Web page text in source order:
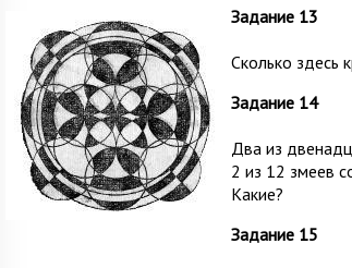
Задание 13
Сколько здесь
Задание 14
Два из
2 из 12 змеев
Какие?
Задание 15